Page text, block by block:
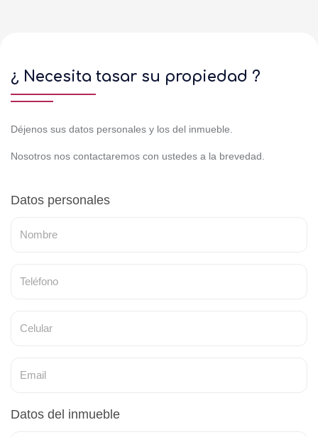
¿ Necesita tasar su propiedad ?
Déjenos sus datos personales y los del inmueble.
Nosotros nos contactaremos con ustedes a la brevedad.
Datos personales
Datos del inmueble